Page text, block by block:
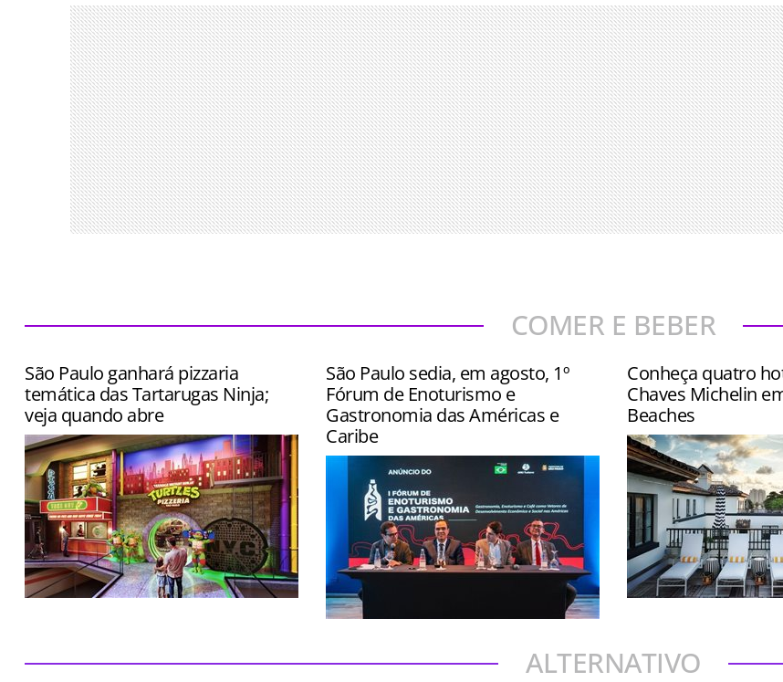
COMER E BEBER
São Paulo ganhará pizzaria
temática das Tartarugas Ninja;
veja quando abre
São Paulo sedia, em agosto, 1º
Fórum de Enoturismo e
Gastronomia das Américas e
Caribe
exposição de produtos como vinhos,
queijos, cafés e chocolates
Conheça quatro
Chaves Michelin
Beaches
alto padrão
ALTERNATIVO